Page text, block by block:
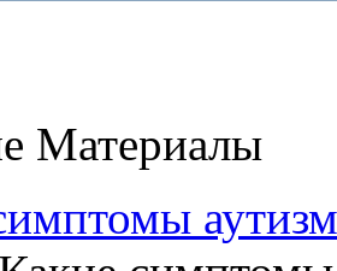
Материалы